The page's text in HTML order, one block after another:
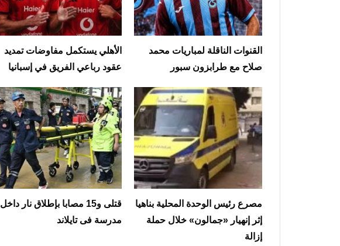
القنوات الناقلة لمباريات محمد
صلاح مع طرابزون سبور
الأهلي يستكمل مفاوضات تمديد
عقود رباعي الفريق في إسبانيا
مصرع رئيس الوحدة المحلية بناهيا
إثر إنهيار «جمالون» خلال حملة
إزالة
قتلى و15 مصابا بإطلاق نار داخل
مدرسة فى تايلاند